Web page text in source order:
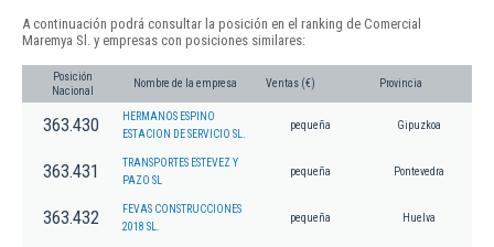
A continuación podrá consultar la posición en el ranking de Comercial
Maremya Sl. y empresas con posiciones similares:
Posición
Nacional
Nombre de la empresa Ventas (€) Provincia
363.430
HERMANOS ESPINO
ESTACION DE SERVICIO SL.
pequeña Gipuzkoa
363.431
TRANSPORTES ESTEVEZ Y
PAZO SL
pequeña Pontevedra
363.432
FEVAS CONSTRUCCIONES
2018 SL.
pequeña Huelva